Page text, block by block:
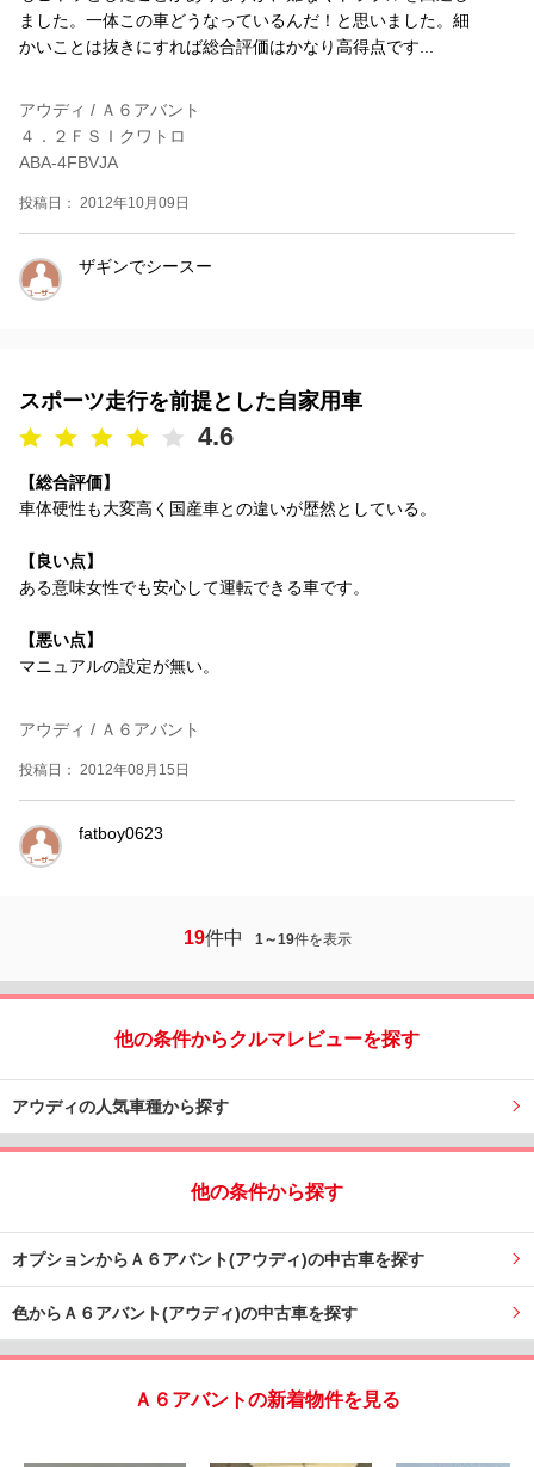
ました。一体この車どうなっているんだ！と思いました。細
かいことは抜きにすれば総合評価はかなり高得点です...
アウディ / Ａ６アバント
４．２ＦＳＩクワトロ
ABA-4FBVJA
投稿日： 2012年10月09日
ザギンでシースー
スポーツ走行を前提とした自家用車
4.6
【総合評価】
車体硬性も大変高く国産車との違いが歴然としている。
【良い点】
ある意味女性でも安心して運転できる車です。
【悪い点】
マニュアルの設定が無い。
アウディ / Ａ６アバント
投稿日： 2012年08月15日
fatboy0623
19件中 1～19件を表示
他の条件からクルマレビューを探す
アウディの人気車種から探す
他の条件から探す
オプションからＡ６アバント(アウディ)の中古車を探す
色からＡ６アバント(アウディ)の中古車を探す
Ａ６アバントの新着物件を見る